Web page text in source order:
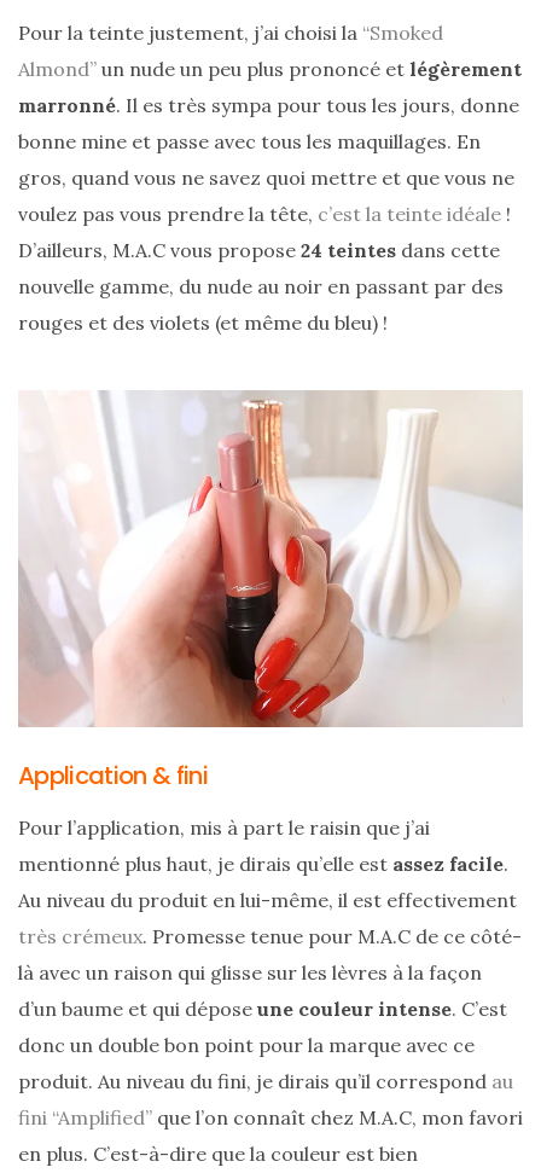
été
2026
:
sélection
chic
et
pratique
au
quotidien
09/05/2026
Zoom
RSVP
Paris
16/05/2026
Pour la teinte justement, j’ai choisi la “Smoked
Almond” un nude un peu plus prononcé et légèrement
marronné. Il es très sympa pour tous les jours, donne
bonne mine et passe avec tous les maquillages. En
gros, quand vous ne savez quoi mettre et que vous ne
voulez pas vous prendre la tête, c’est la teinte idéale !
D’ailleurs, M.A.C vous propose 24 teintes dans cette
nouvelle gamme, du nude au noir en passant par des
rouges et des violets (et même du bleu) !
Application & fini
Pour l’application, mis à part le raisin que j’ai
mentionné plus haut, je dirais qu’elle est assez facile.
Au niveau du produit en lui-même, il est effectivement
très crémeux. Promesse tenue pour M.A.C de ce côté-
là avec un raison qui glisse sur les lèvres à la façon
d’un baume et qui dépose une couleur intense. C’est
donc un double bon point pour la marque avec ce
produit. Au niveau du fini, je dirais qu’il correspond au
fini “Amplified” que l’on connaît chez M.A.C, mon favori
en plus. C’est-à-dire que la couleur est bien